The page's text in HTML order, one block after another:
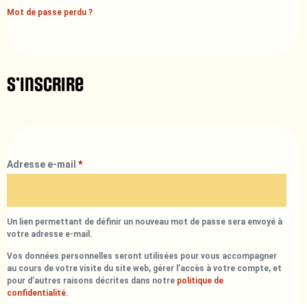
Mot de passe perdu ?
S’inscrire
Adresse e-mail *
Un lien permettant de définir un nouveau mot de passe sera envoyé à
votre adresse e-mail.
Vos données personnelles seront utilisées pour vous accompagner
au cours de votre visite du site web, gérer l’accès à votre compte, et
pour d’autres raisons décrites dans notre politique de
confidentialité.